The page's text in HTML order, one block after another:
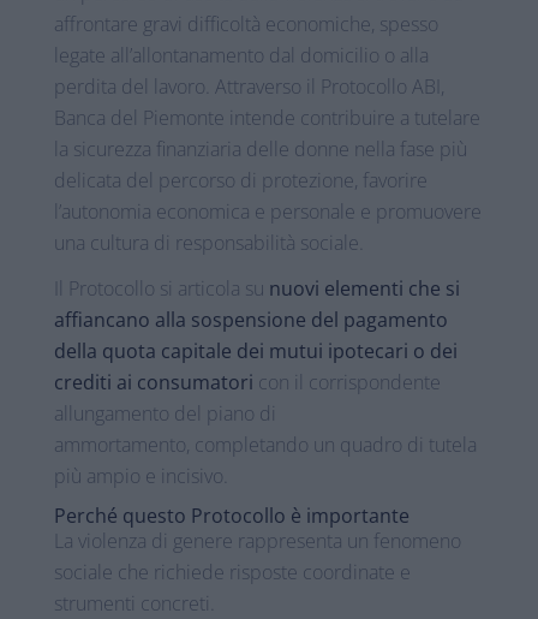
affrontare gravi difficoltà economiche, spesso
legate all’allontanamento dal domicilio o alla
perdita del lavoro. Attraverso il Protocollo ABI,
Banca del Piemonte intende contribuire a tutelare
la sicurezza finanziaria delle donne nella fase più
delicata del percorso di protezione, favorire
l’autonomia economica e personale e promuovere
una cultura di responsabilità sociale.
Il Protocollo si articola su nuovi elementi che si
affiancano alla sospensione del pagamento
della quota capitale dei mutui ipotecari o dei
crediti ai consumatori con il corrispondente
allungamento del piano di
ammortamento, completando un quadro di tutela
più ampio e incisivo.
Perché questo Protocollo è importante
La violenza di genere rappresenta un fenomeno
sociale che richiede risposte coordinate e
strumenti concreti.